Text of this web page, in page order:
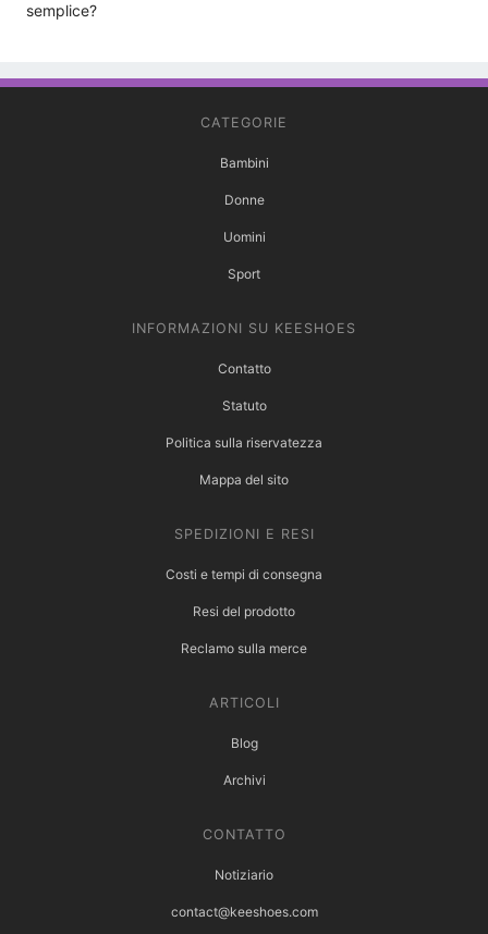
semplice?
CATEGORIE
Bambini
Donne
Uomini
Sport
INFORMAZIONI SU KEESHOES
Contatto
Statuto
Politica sulla riservatezza
Mappa del sito
SPEDIZIONI E RESI
Costi e tempi di consegna
Resi del prodotto
Reclamo sulla merce
ARTICOLI
Blog
Archivi
CONTATTO
Notiziario
contact@keeshoes.com